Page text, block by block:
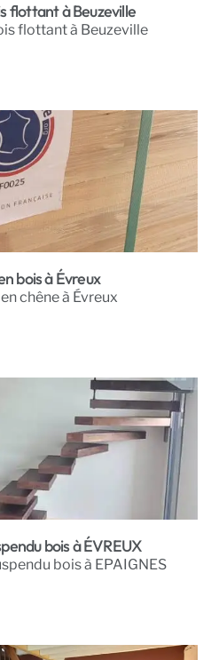
flottant à Beuzeville
flottant à Beuzeville
bois à Évreux
chêne à Évreux
bois à ÉVREUX
bois à EPAIGNES